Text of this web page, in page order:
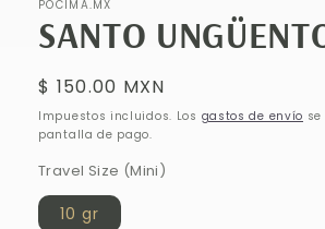
POCIMA.MX
SANTO
Precio
habitual
$ 150.00 MXN
Impuestos incluidos. Los gastos de envío
pantalla de pago.
Travel Size (Mini)
10 gr